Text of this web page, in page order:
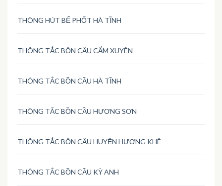
THÔNG HÚT BỂ PHỐT HÀ TĨNH
THÔNG TẮC BỒN CẦU CẨM XUYÊN
THÔNG TẮC BỒN CẦU HÀ TĨNH
THÔNG TẮC BỒN CẦU HƯƠNG SƠN
THÔNG TẮC BỒN CẦU HUYỆN HƯƠNG KHÊ
THÔNG TẮC BỒN CẦU KỲ ANH